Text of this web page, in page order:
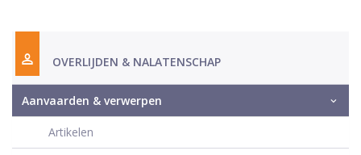
OVERLIJDEN & NALATENSCHAP
Aanvaarden & verwerpen
Artikelen